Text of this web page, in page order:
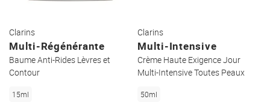
Clarins
Multi-Régénérante
Baume Anti-Rides Lèvres et
Contour
15ml
Clarins
Multi-Intensive
Crème Haute Exigence Jour
Multi-Intensive Toutes Peaux
50ml